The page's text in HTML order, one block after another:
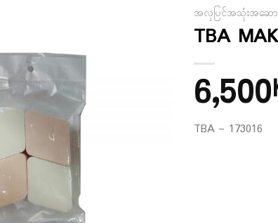
အလှပြင်အသုံးအဆောင်
TBA
6,500
TBA – 173016